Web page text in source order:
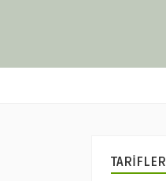
TARİFLER